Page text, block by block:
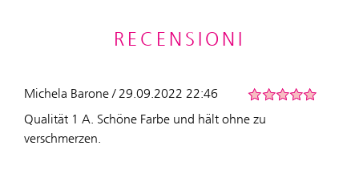
RECENSIONI
Michela Barone / 29.09.2022 22:46
Qualität 1 A. Schöne Farbe und hält ohne zu
verschmerzen.